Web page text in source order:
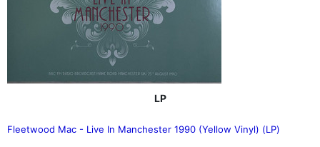
LP
Fleetwood Mac - Live In Manchester 1990 (Yellow Vinyl) (LP)